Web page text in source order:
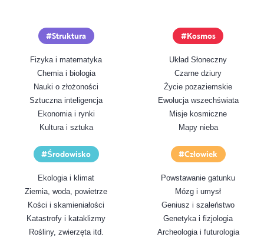
Struktura
Fizyka i matematyka
Chemia i biologia
Nauki o złożoności
Sztuczna inteligencja
Ekonomia i rynki
Kultura i sztuka
Kosmos
Układ Słoneczny
Czarne dziury
Życie pozaziemskie
Ewolucja wszechświata
Misje kosmiczne
Mapy nieba
Środowisko
Ekologia i klimat
Ziemia, woda, powietrze
Kości i skamieniałości
Katastrofy i kataklizmy
Rośliny, zwierzęta itd.
Człowiek
Powstawanie gatunku
Mózg i umysł
Geniusz i szaleństwo
Genetyka i fizjologia
Archeologia i futurologia